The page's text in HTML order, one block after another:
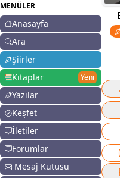
MENÜLER
Anasayfa
Ara
Şiirler
Kitaplar
Yeni
Yazılar
Keşfet
İletiler
Forumlar
Mesaj Kutusu